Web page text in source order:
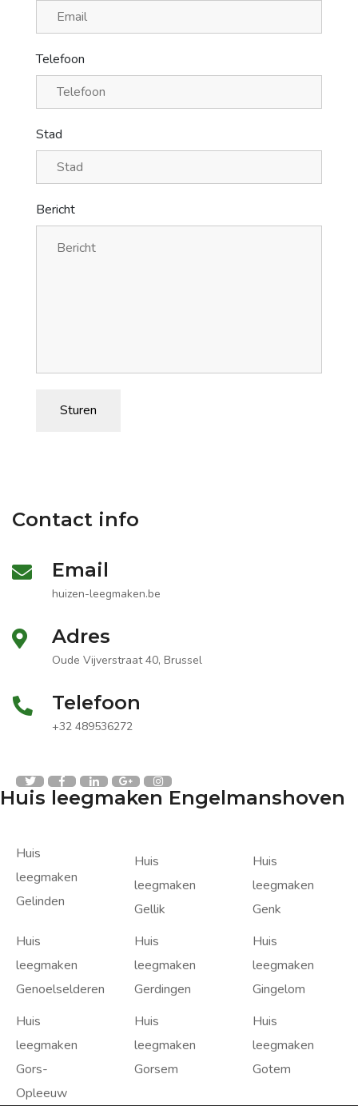
Telefoon
Stad
Bericht
Sturen
Contact info
Email
huizen-leegmaken.be
Adres
Oude Vijverstraat 40, Brussel
Telefoon
+32 489536272
Huis leegmaken Engelmanshoven
Huis
leegmaken
Gelinden
Huis
leegmaken
Gellik
Huis
leegmaken
Genk
Huis
leegmaken
Genoelselderen
Huis
leegmaken
Gerdingen
Huis
leegmaken
Gingelom
Huis
leegmaken
Gors-
Opleeuw
Huis
leegmaken
Gorsem
Huis
leegmaken
Gotem